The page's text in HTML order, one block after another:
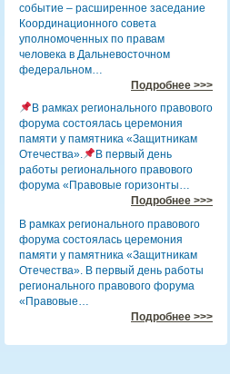
событие – расширенное заседание
Координационного совета
уполномоченных по правам
человека в Дальневосточном
федеральном…
Подробнее >>>
В рамках регионального правового
форума состоялась церемония
памяти у памятника «Защитникам
Отечества».
В первый день
работы регионального правового
форума «Правовые горизонты…
Подробнее >>>
В рамках регионального правового
форума состоялась церемония
памяти у памятника «Защитникам
Отечества». В первый день работы
регионального правового форума
«Правовые…
Подробнее >>>